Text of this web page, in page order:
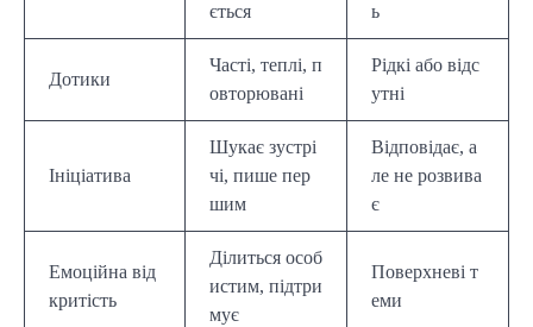
ється
ь
Дотики
Часті, теплі, п
овторювані
Рідкі або відс
утні
Ініціатива
Шукає зустрі
чі, пише пер
шим
Відповідає, а
ле не розвива
є
Емоційна від
критість
Ділиться особ
истим, підтри
мує
Поверхневі т
еми